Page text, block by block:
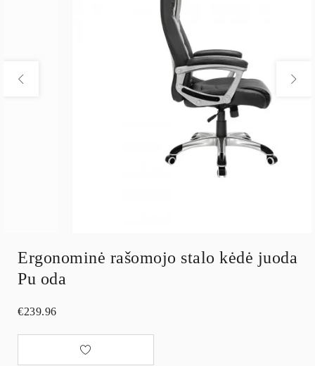
Ergonominė rašomojo stalo kėdė juoda
Pu oda
€239.96